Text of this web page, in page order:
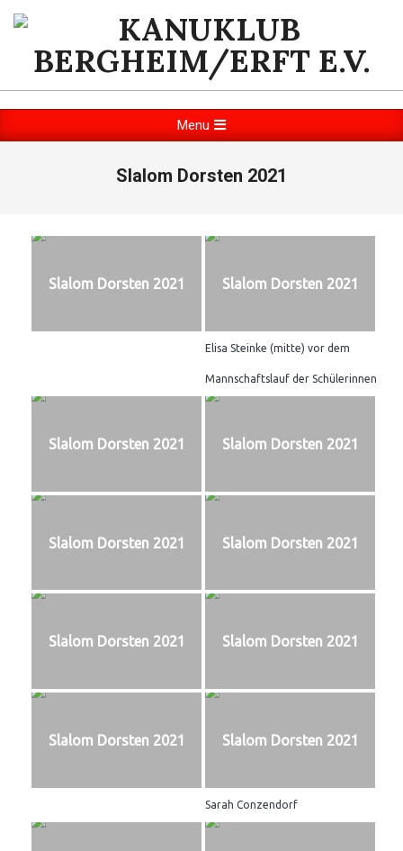
Skip
content
KANUKLUB
BERGHEIM/ERFT
E.V.
Navigation
Menu
Slalom Dorsten 2021
Slalom Dorsten 2021 Slalom Dorsten 2021
Elisa Steinke (mitte) vor dem
Mannschaftslauf der Schülerinnen
Slalom Dorsten 2021 Slalom Dorsten 2021
Slalom Dorsten 2021 Slalom Dorsten 2021
Slalom Dorsten 2021 Slalom Dorsten 2021
Slalom Dorsten 2021 Slalom Dorsten 2021
Sarah Conzendorf